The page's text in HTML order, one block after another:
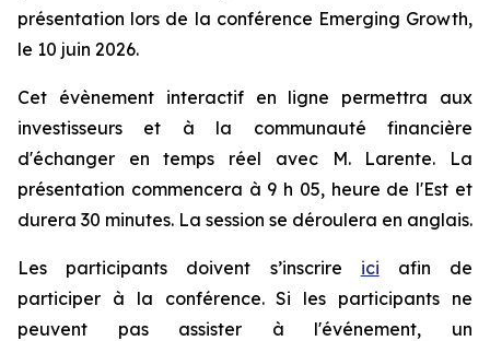
présentation lors de la conférence Emerging Growth,
le 10 juin 2026.
Cet évènement interactif en ligne permettra aux
investisseurs et à la communauté financière
d'échanger en temps réel avec M. Larente. La
présentation commencera à 9 h 05, heure de l'Est et
durera 30 minutes. La session se déroulera en anglais.
Les participants doivent s’inscrire ici afin de
participer à la conférence. Si les participants ne
peuvent pas assister à l'événement, un